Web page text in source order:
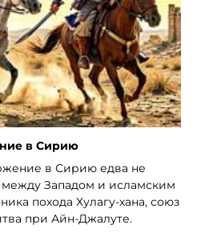
в Сирию
в Сирию едва не
Западом и исламским
похода Хулагу-хана, союз
при Айн-Джалуте.